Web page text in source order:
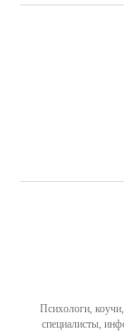
Психологи,
специалисты,